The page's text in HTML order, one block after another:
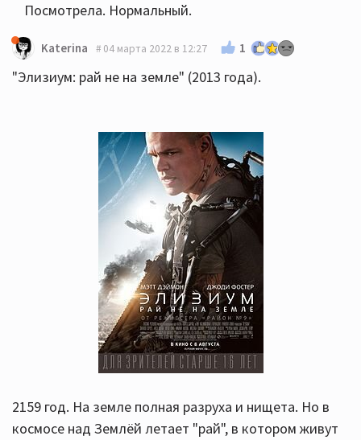
Посмотрела. Нормальный.
Katerina 04 марта 2022 в 12:27 1
"Элизиум: рай не на земле" (2013 года).
2159 год. На земле полная разруха и нищета. Но в
космосе над Землёй летает "рай", в котором живут